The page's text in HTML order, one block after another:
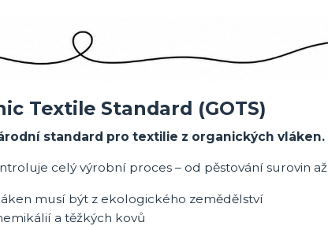
Textile Standard (GOTS)
standard pro textilie z organických vláken.
celý výrobní proces – od pěstování surovin
musí být z ekologického zemědělství
a těžkých kovů